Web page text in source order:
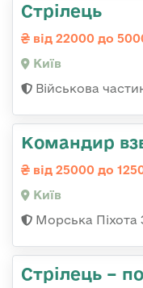
Стрілець
від 22000 до
Київ
Військова
Командир
від 25000 до
Київ
Морська Піхота
Стрілець –